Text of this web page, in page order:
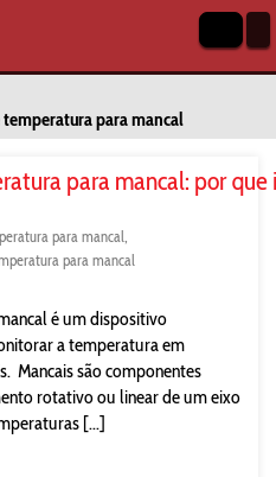
temperatura para mancal
para mancal: por que
para mancal
para mancal
é um dispositivo
a temperatura em
Mancais são componentes
rotativo ou linear de um eixo
[...]